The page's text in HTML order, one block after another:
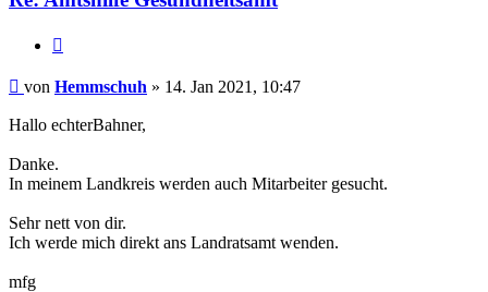
Beitrag
von Hemmschuh » 14. Jan 2021, 10:47
Hallo echterBahner,
Danke.
In meinem Landkreis werden auch Mitarbeiter gesucht.
Sehr nett von dir.
Ich werde mich direkt ans Landratsamt wenden.
mfg